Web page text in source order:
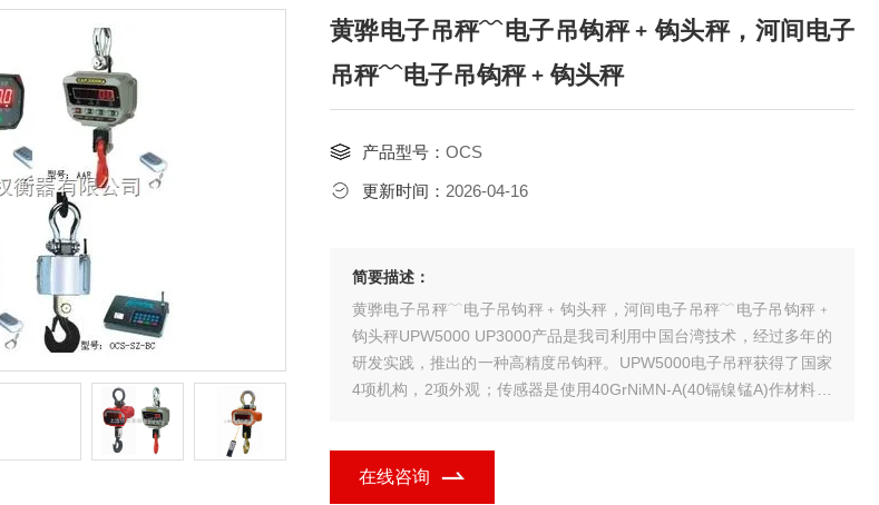
黄骅电子吊秤﹋电子吊钩秤﹢钩头秤，河间电子
吊秤﹋电子吊钩秤﹢钩头秤
产品型号： OCS
更新时间： 2026-04-16
简要描述：
黄骅电子吊秤﹋电子吊钩秤﹢钩头秤，河间电子吊秤﹋电子吊钩秤﹢
钩头秤UPW5000 UP3000产品是我司利用中国台湾技术，经过多年的
研发实践，推出的一种高精度吊钩秤。UPW5000电子吊秤获得了国家
4项机构，2项外观；传感器是使用40GrNiMN-A(40镉镍锰A)作材料，
在线咨询